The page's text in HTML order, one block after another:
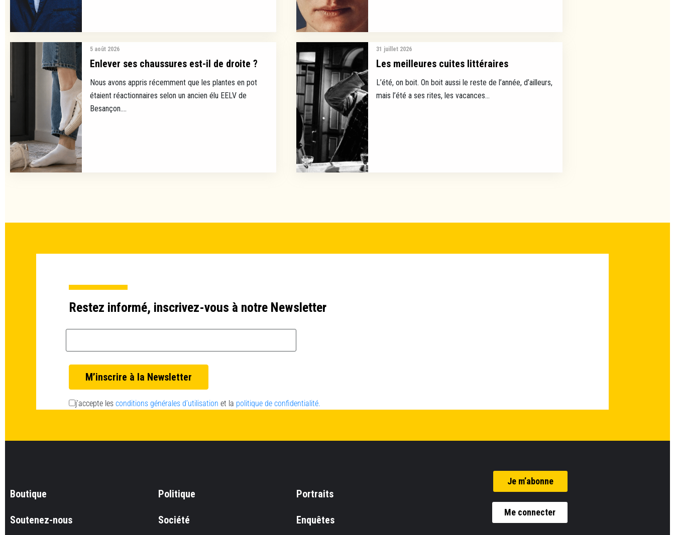
5 août 2026
Enlever ses chaussures est-il de droite ?
Nous avons appris récemment que les plantes en pot
étaient réactionnaires selon un ancien élu EELV de
Besançon....
31 juillet 2026
Les meilleures cuites littéraires
L’été, on boit. On boit aussi le reste de l’année, d’ailleurs,
mais l’été a ses rites, les vacances...
Restez informé, inscrivez-vous à notre Newsletter
j’accepte les conditions générales d’utilisation et la politique de confidentialité.
Boutique
Soutenez-nous
Politique
Société
Portraits
Enquêtes
Je m’abonne
Me connecter